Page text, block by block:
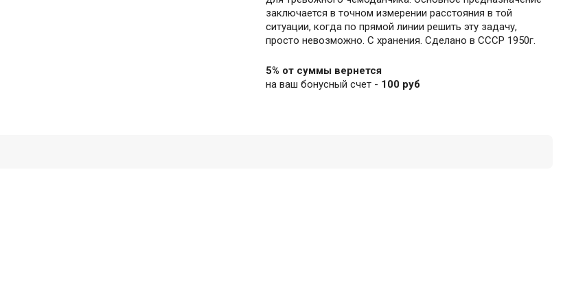
заключается в точном измерении расстояния в той
ситуации, когда по прямой линии решить эту задачу,
просто невозможно. С хранения. Сделано в СССР 1950г.
5% от суммы вернется
на ваш бонусный счет - 100 руб